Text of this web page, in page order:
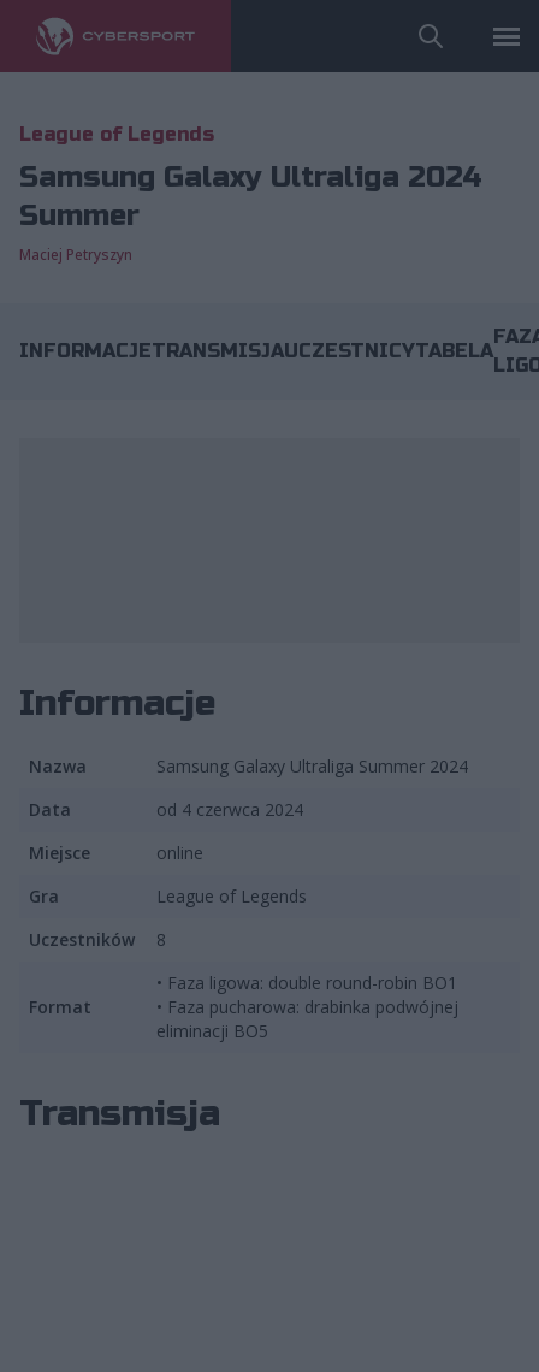
League of Legends
Samsung Galaxy Ultraliga 2024
Summer
Maciej Petryszyn
INFORMACJETRANSMISJAUCZESTNICYTABELA
Informacje
Nazwa
Samsung Galaxy Ultraliga Summer 2024
Data
od 4 czerwca 2024
Miejsce
online
Gra
League of Legends
Uczestników
8
Format
• Faza ligowa: double round-robin BO1
• Faza pucharowa: drabinka podwójnej
eliminacji BO5
Transmisja